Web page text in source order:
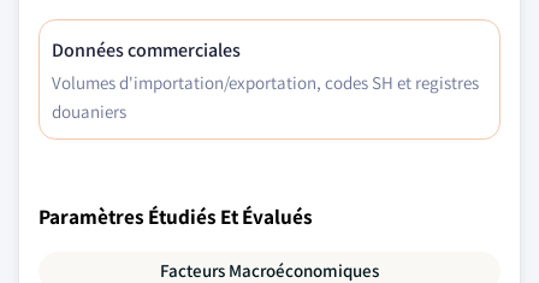
Données commerciales
Volumes d'importation/exportation, codes SH et registres
douaniers
Paramètres Étudiés Et Évalués
Facteurs Macroéconomiques